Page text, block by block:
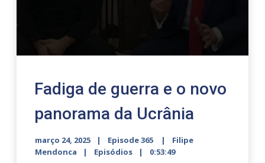
Fadiga de guerra e o novo
panorama da Ucrânia
março 24, 2025 Episode 365
Filipe
Mendonca
Episódios 0:53:49